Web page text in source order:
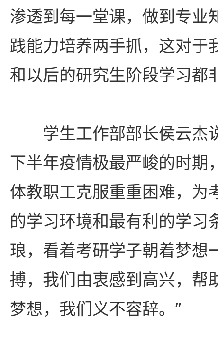
渗透到每一堂课，做到专业
践能力培养两手抓，这对于
和以后的研究生阶段学习都
学生工作部部长侯云杰
下半年疫情极最严峻的时期
体教职工克服重重困难，为
的学习环境和最有利的学习
琅，看着考研学子朝着梦想
搏，我们由衷感到高兴，帮
梦想，我们义不容辞。”